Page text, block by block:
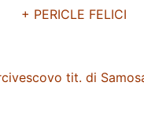
+ PERICLE FELICI
tit. di